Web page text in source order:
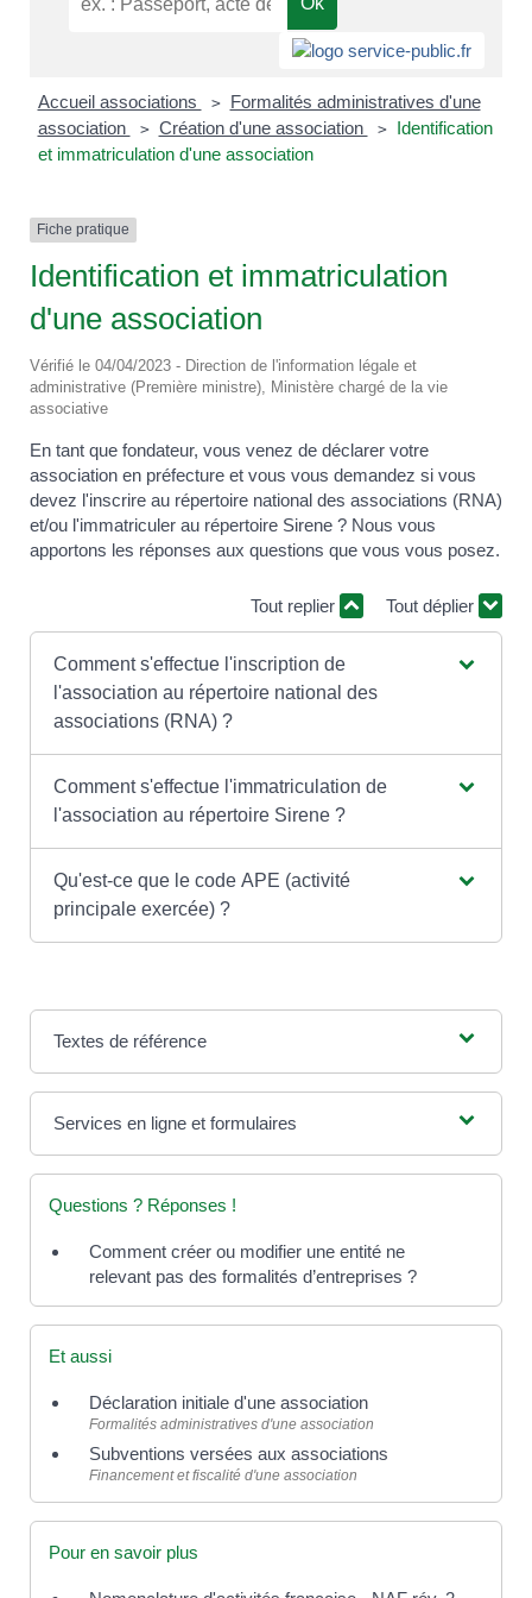
Accueil associations >
Formalités administratives d'une
association
> Création d'une association >
Identification
et immatriculation d'une association
Fiche pratique
Identification et immatriculation
d'une association
Vérifié le 04/04/2023 - Direction de l'information légale et
administrative (Première ministre), Ministère chargé de la vie
associative
En tant que fondateur, vous venez de déclarer votre
association en préfecture et vous vous demandez si vous
devez l'inscrire au répertoire national des associations (RNA)
et/ou l'immatriculer au répertoire Sirene ? Nous vous
apportons les réponses aux questions que vous vous posez.
Tout replier Tout déplier
Comment s'effectue l'inscription de
l'association au répertoire national des
associations (RNA) ?
Comment s'effectue l'immatriculation de
l'association au répertoire Sirene ?
Qu'est-ce que le code APE (activité
principale exercée) ?
Textes de référence
Services en ligne et formulaires
Questions ? Réponses !
Comment créer ou modifier une entité ne
relevant pas des formalités d’entreprises ?
Et aussi
Déclaration initiale d'une association
Formalités administratives d'une association
Subventions versées aux associations
Financement et fiscalité d'une association
Pour en savoir plus